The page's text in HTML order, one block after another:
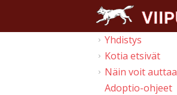
Yhdistys
Kotia etsivät
Näin voit auttaa
Adoptio-ohjeet